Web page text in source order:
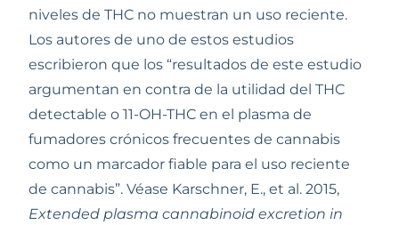
niveles de THC no muestran un uso reciente.
Los autores de uno de estos estudios
escribieron que los “resultados de este estudio
argumentan en contra de la utilidad del THC
detectable o 11-OH-THC en el plasma de
fumadores crónicos frecuentes de cannabis
como un marcador fiable para el uso reciente
Extended plasma cannabinoid excretion in